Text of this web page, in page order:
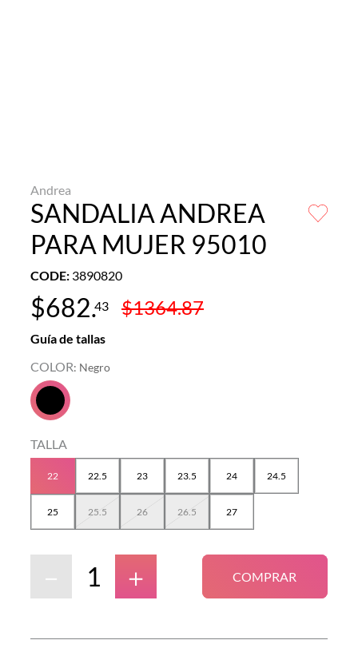
Andrea
SANDALIA ANDREA
PARA MUJER 95010
CODE: 3890820
$682.43 $1364.87
Guía de tallas
COLOR: Negro
TALLA
22 22.5 23 23.5 24 24.5
25 25.5 26 26.5 27
＋
－ COMPRAR